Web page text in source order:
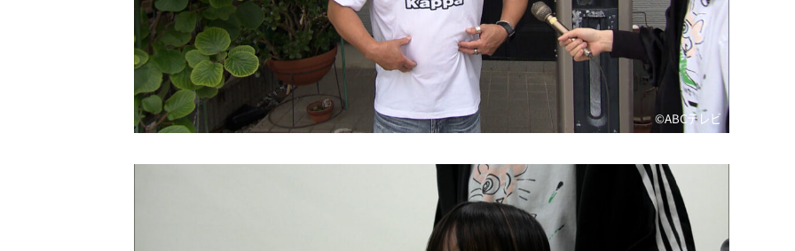
©️ABCテレビ